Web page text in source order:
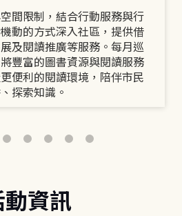
間限制，結合行動服務與行
動的方式深入社區，提供借
及閱讀推廣等服務。每月巡
豐富的圖書資源與閱讀服務
便利的閱讀環境，陪伴市民
探索知識。
動資訊